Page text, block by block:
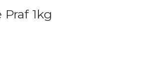
1kg